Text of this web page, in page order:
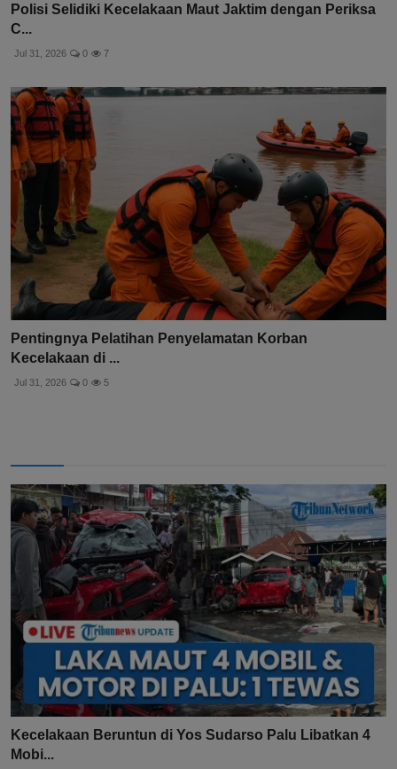
Polisi Selidiki Kecelakaan Maut Jaktim dengan Periksa
C...
Jul 31, 2026 0 7
Pentingnya Pelatihan Penyelamatan Korban
Kecelakaan di ...
Jul 31, 2026 0 5
Kecelakaan Beruntun di Yos Sudarso Palu Libatkan 4
Mobi...